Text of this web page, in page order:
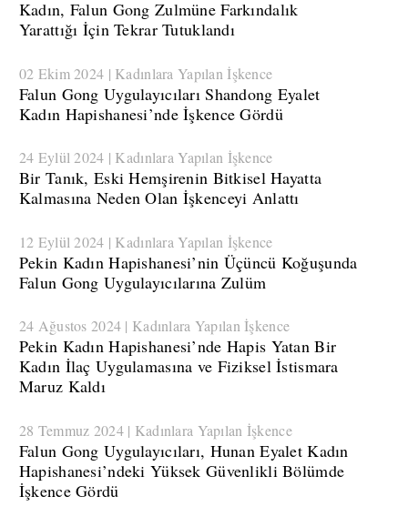
Kadın, Falun Gong Zulmüne Farkındalık
Yarattığı İçin Tekrar Tutuklandı
02 Ekim 2024 | Kadınlara Yapılan İşkence
Falun Gong Uygulayıcıları Shandong Eyalet
Kadın Hapishanesi’nde İşkence Gördü
24 Eylül 2024 | Kadınlara Yapılan İşkence
Bir Tanık, Eski Hemşirenin Bitkisel Hayatta
Kalmasına Neden Olan İşkenceyi Anlattı
12 Eylül 2024 | Kadınlara Yapılan İşkence
Pekin Kadın Hapishanesi’nin Üçüncü Koğuşunda
Falun Gong Uygulayıcılarına Zulüm
24 Ağustos 2024 | Kadınlara Yapılan İşkence
​Pekin Kadın Hapishanesi’nde Hapis Yatan Bir
Kadın İlaç Uygulamasına ve Fiziksel İstismara
Maruz Kaldı
28 Temmuz 2024 | Kadınlara Yapılan İşkence
​Falun Gong Uygulayıcıları, Hunan Eyalet Kadın
Hapishanesi’ndeki Yüksek Güvenlikli Bölümde
İşkence Gördü